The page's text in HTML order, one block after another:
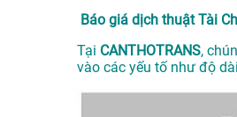
Báo giá dịch thuật Tài
Tại CANTHOTRANS,
vào các yếu tố như độ